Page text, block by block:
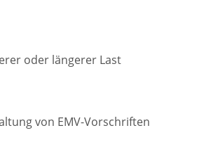
oder längerer Last
von EMV-Vorschriften